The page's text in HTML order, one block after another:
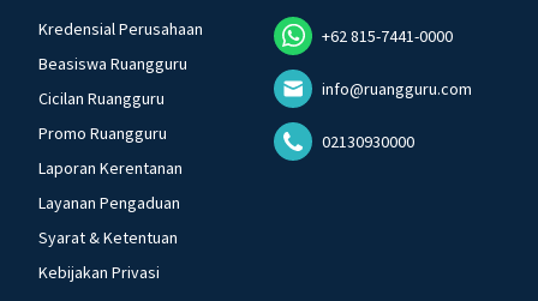
Kredensial Perusahaan
Beasiswa Ruangguru
Cicilan Ruangguru
Promo Ruangguru
Laporan Kerentanan
Layanan Pengaduan
Syarat & Ketentuan
Kebijakan Privasi
+62 815-7441-0000
info@ruangguru.com
02130930000